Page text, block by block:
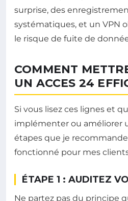
surprise, des
systématiques, et un VPN
le risque de fuite de
COMMENT
UN ACCES 24
Si vous lisez ces lignes et
implémenter ou améliorer
étapes que je
fonctionné pour mes
ÉTAPE 1 : AUDITEZ
Ne partez pas du principe